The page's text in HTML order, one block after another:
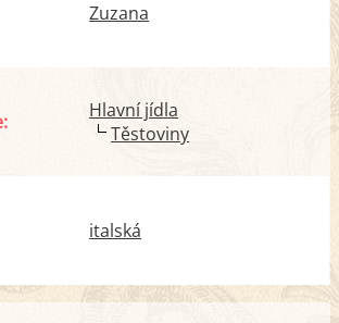
Zuzana
Hlavní jídla
Těstoviny
italská